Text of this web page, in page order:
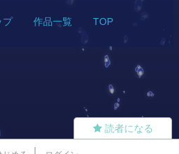
プ 作品一覧 TOP
読者になる